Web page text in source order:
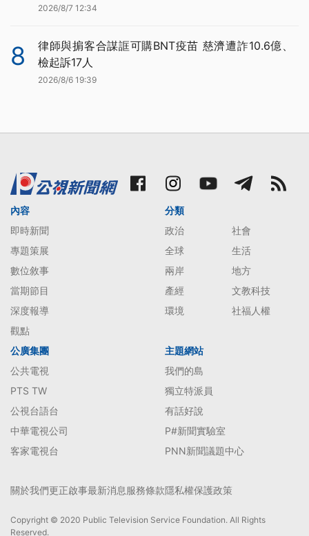
2026/8/7 12:34
8
律師與掮客合謀誆可購BNT疫苗 慈濟遭詐10.6億、
檢起訴17人
2026/8/6 19:39
內容
即時新聞
專題策展
數位敘事
當期節目
深度報導
觀點
分類
政治
社會
全球
生活
兩岸
地方
產經
文教科技
環境
社福人權
公廣集團
公共電視
PTS TW
公視台語台
中華電視公司
客家電視台
主題網站
我們的島
獨立特派員
有話好說
P#新聞實驗室
PNN新聞議題中心
關於我們更正啟事最新消息服務條款隱私權保護政策
Copyright © 2020 Public Television Service Foundation. All Rights
Reserved.